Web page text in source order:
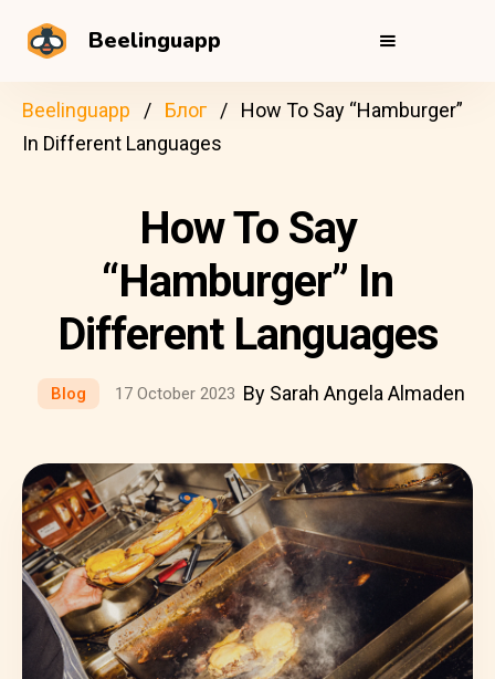
Beelinguapp
Beelinguapp Блог
How To Say “Hamburger”
In Different Languages
How To Say
“Hamburger” In
Different Languages
Blog 17 October 2023 By Sarah Angela Almaden